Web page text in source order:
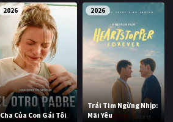
2026
Cha Của Con Gái Tôi
2026
Trái Tim Ngừng Nhịp:
Mãi Yêu